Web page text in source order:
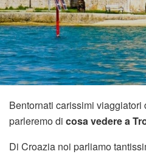
Bentornati carissimi viaggiatori
parleremo di cosa vedere a
Di Croazia noi parliamo